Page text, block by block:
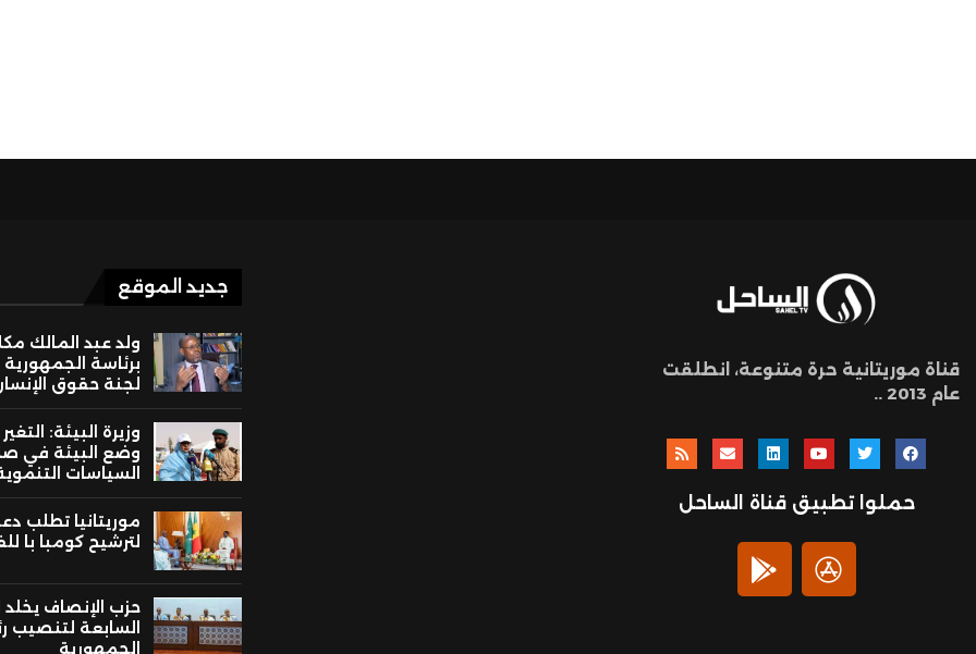
قناة موريتانية حرة متنوعة، انطلقت
عام 2013 ..
حملوا تطبيق قناة الساحل
جديد الموقع
ولد عبد المالك
برئاسة
لجنة حقوق
وزيرة البيئة:
وضع البيئة في
السياسات
موريتانيا تطلب
لترشيح كومبا با
حزب الإنصاف يخلد
السابعة لتنصيب
الجمهورية